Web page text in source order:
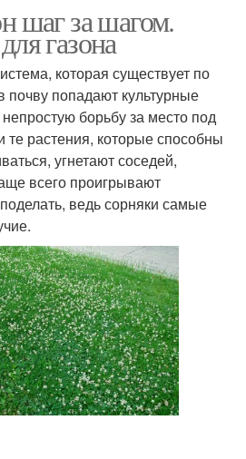
шаг за шагом.
газона
которая существует по
почву попадают культурные
борьбу за место под
те растения, которые способны
угнетают соседей,
всего проигрывают
ведь сорняки самые